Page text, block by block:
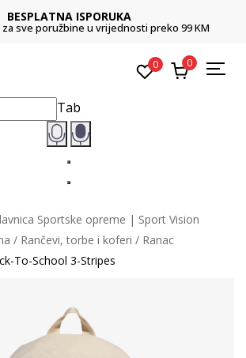
BESPLATNA ISPORUKA
sve poružbine u vrijednosti preko 99 KM
0 0
Tab
Sportske opreme | Sport Vision
Rančevi, torbe i koferi
Ranac
To-School 3-Stripes